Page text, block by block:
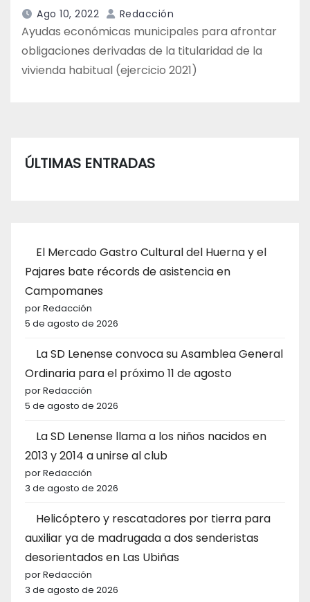
Ago 10, 2022 Redacción
Ayudas económicas municipales para afrontar
obligaciones derivadas de la titularidad de la
vivienda habitual (ejercicio 2021)
ÚLTIMAS ENTRADAS
El Mercado Gastro Cultural del Huerna y el
Pajares bate récords de asistencia en
Campomanes
por Redacción
5 de agosto de 2026
La SD Lenense convoca su Asamblea General
Ordinaria para el próximo 11 de agosto
por Redacción
5 de agosto de 2026
La SD Lenense llama a los niños nacidos en
2013 y 2014 a unirse al club
por Redacción
3 de agosto de 2026
Helicóptero y rescatadores por tierra para
auxiliar ya de madrugada a dos senderistas
desorientados en Las Ubiñas
por Redacción
3 de agosto de 2026